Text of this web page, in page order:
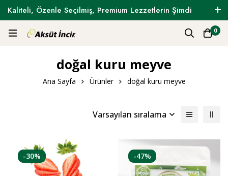
Kaliteli, Özenle Seçilmiş, Premium Lezzetlerin Şimdi
Tam Zamanı !
0
doğal kuru meyve
Ana Sayfa Ürünler doğal kuru meyve
Varsayılan sıralama
-30% -47%